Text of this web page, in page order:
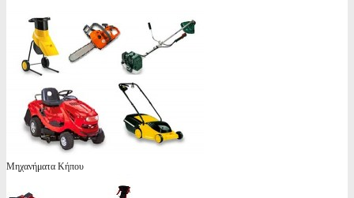
Μηχανήματα Κήπου